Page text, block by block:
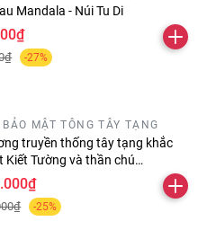
Mandala - Núi Tu Di
-27%
MẬT TÔNG TÂY TẠNG
truyền thống tây tạng khắc
Kiết Tường và thần chú
dài 30 cm
-25%